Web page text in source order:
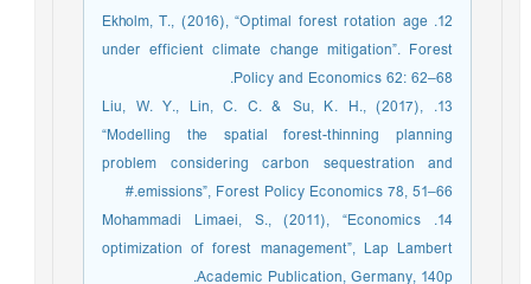
12. Ekholm, T., (2016), “Optimal forest rotation age
under efficient climate change mitigation”. Forest
Policy and Economics 62: 62–68.
13. Liu, W. Y., Lin, C. C. & Su, K. H., (2017),
“Modelling the spatial forest-thinning planning
problem considering carbon sequestration and
emissions”, Forest Policy Economics 78, 51–66.#
14. Mohammadi Limaei, S., (2011), “Economics
optimization of forest management”, Lap Lambert
Academic Publication, Germany, 140p.